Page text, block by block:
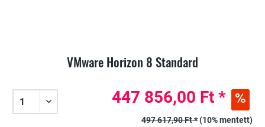
VMware Horizon 8 Standard
447 856,00 Ft *
497 617,90 Ft *(10% mentett)